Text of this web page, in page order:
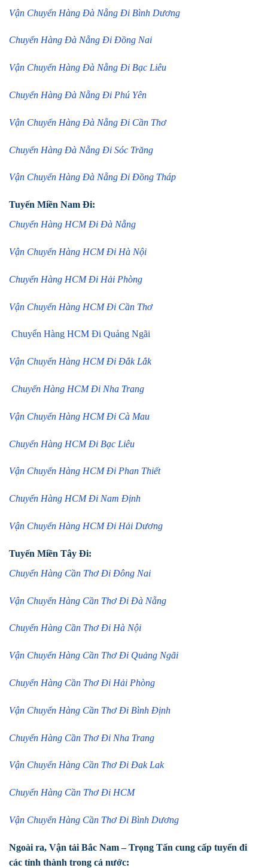
Vận Chuyển Hàng Đà Nẵng Đi Bình Dương
Chuyển Hàng Đà Nẵng Đi Đồng Nai
Vận Chuyển Hàng Đà Nẵng Đi Bạc Liêu
Chuyển Hàng Đà Nẵng Đi Phú Yên
Vận Chuyển Hàng Đà Nẵng Đi Cần Thơ
Chuyển Hàng Đà Nẵng Đi Sóc Trăng
Vận Chuyển Hàng Đà Nẵng Đi Đồng Tháp
Tuyến Miền Nam Đi:
Chuyển Hàng HCM Đi Đà Nẵng
Vận Chuyển Hàng HCM Đi Hà Nội
Chuyển Hàng HCM Đi Hải Phòng
Vận Chuyển Hàng HCM Đi Cần Thơ
Chuyển Hàng HCM Đi Quảng Ngãi
Vận Chuyển Hàng HCM Đi Đắk Lắk
Chuyển Hàng HCM Đi Nha Trang
Vận Chuyển Hàng HCM Đi Cà Mau
Chuyển Hàng HCM Đi Bạc Liêu
Vận Chuyển Hàng HCM Đi Phan Thiết
Chuyển Hàng HCM Đi Nam Định
Vận Chuyển Hàng HCM Đi Hải Dương
Tuyến Miền Tây Đi:
Chuyển Hàng Cần Thơ Đi Đông Nai
Vận Chuyển Hàng Cần Thơ Đi Đà Nẵng
Chuyển Hàng Cần Thơ Đi Hà Nội
Vận Chuyển Hàng Cần Thơ Đi Quảng Ngãi
Chuyển Hàng Cần Thơ Đi Hải Phòng
Vận Chuyển Hàng Cần Thơ Đi Bình Định
Chuyển Hàng Cần Thơ Đi Nha Trang
Vận Chuyển Hàng Cần Thơ Đi Đak Lak
Chuyển Hàng Cần Thơ Đi HCM
Vận Chuyển Hàng Cần Thơ Đi Bình Dương
Ngoài ra, Vận tải Bắc Nam – Trọng Tấn cung cấp tuyến đi
các tỉnh thành trong cả nước: